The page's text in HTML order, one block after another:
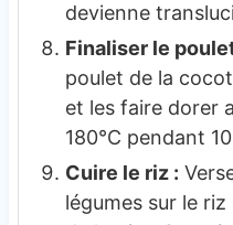
devienne
Finaliser le
poulet de la
et les faire dorer
180°C pendant
Cuire le riz :
légumes sur le